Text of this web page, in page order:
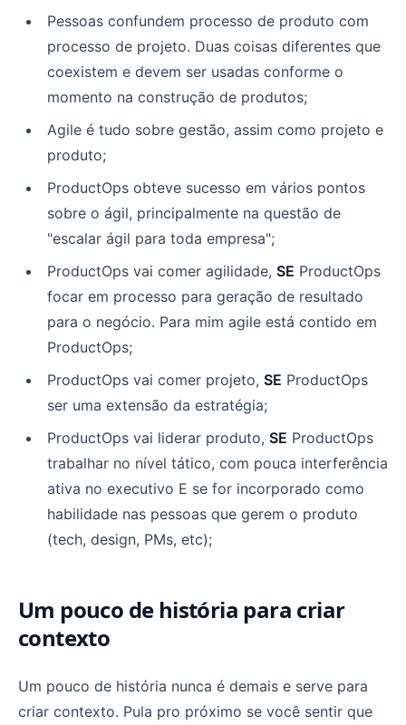
Pessoas confundem processo de produto com
processo de projeto. Duas coisas diferentes que
coexistem e devem ser usadas conforme o
momento na construção de produtos;
Agile é tudo sobre gestão, assim como projeto e
produto;
ProductOps obteve sucesso em vários pontos
sobre o ágil, principalmente na questão de
"escalar ágil para toda empresa";
ProductOps vai comer agilidade, SE ProductOps
focar em processo para geração de resultado
para o negócio. Para mim agile está contido em
ProductOps;
ProductOps vai comer projeto, SE ProductOps
ser uma extensão da estratégia;
ProductOps vai liderar produto, SE ProductOps
trabalhar no nível tático, com pouca interferência
ativa no executivo E se for incorporado como
habilidade nas pessoas que gerem o produto
(tech, design, PMs, etc);
Um pouco de história para criar
contexto
Um pouco de história nunca é demais e serve para
criar contexto. Pula pro próximo se você sentir que